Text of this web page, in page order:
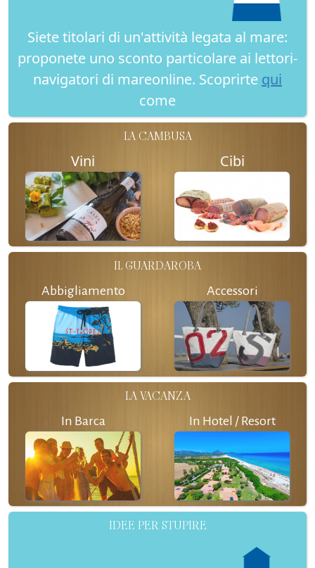
Siete titolari di un'attività legata al mare:
proponete uno sconto particolare ai lettori-
navigatori di mareonline. Scoprirte qui
come
LA CAMBUSA
Vini Cibi
IL GUARDAROBA
Abbigliamento Accessori
LA VACANZA
In Barca In Hotel / Resort
IDEE PER STUPIRE